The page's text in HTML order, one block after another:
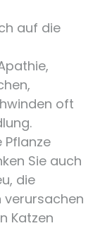
auf die
oft
Sie auch
die
Katzen